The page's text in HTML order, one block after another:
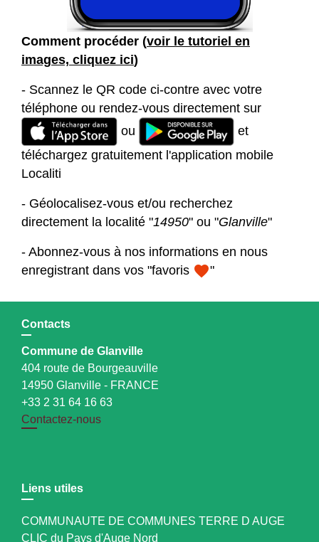
Comment procéder (voir le tutoriel en
images, cliquez ici)
- Scannez le QR code ci-contre avec votre
téléphone ou rendez-vous directement sur
ou
et
téléchargez gratuitement l'application mobile
Localiti
- Géolocalisez-vous et/ou recherchez
directement la localité "14950" ou "Glanville"
- Abonnez-vous à nos informations en nous
enregistrant dans vos "favoris favorite"
Contacts
Commune de Glanville
404 route de Bourgeauville
14950 Glanville - FRANCE
+33 2 31 64 16 63
Contactez-nous
Liens utiles
COMMUNAUTE DE COMMUNES TERRE D AUGE
CLIC du Pays d'Auge Nord